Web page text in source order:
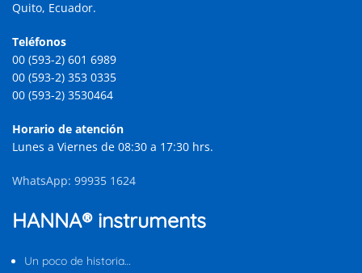
Quito, Ecuador.
Teléfonos
00 (593-2) 601 6989
00 (593-2) 353 0335
00 (593-2) 3530464
Horario de atención
Lunes a Viernes de 08:30 a 17:30 hrs.
WhatsApp: 99935 1624
HANNA® instruments
Un poco de historia…